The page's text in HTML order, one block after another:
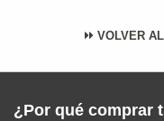
VOLVER
¿Por qué comprar